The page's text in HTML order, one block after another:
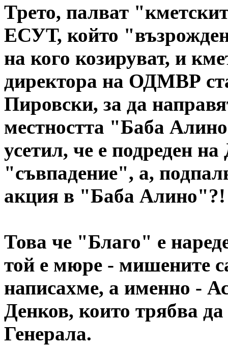
Трето, палват
ЕСУТ, който
на кого козируват, и
директора на ОДМВР
Пировски, за да
местността "Баба
усетил, че е подреден
"съвпадение", а,
акция в "Баба Алино"?!
Това че "Благо" е
той е мюре - мишените
написахме, а именно -
Денков, които трябва
Генерала.